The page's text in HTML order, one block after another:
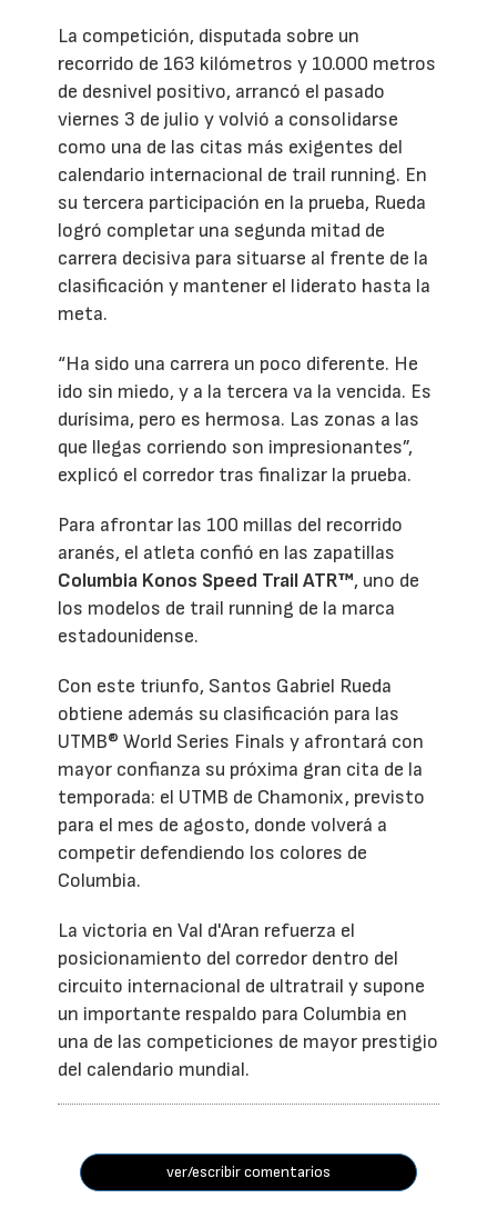
La competición, disputada sobre un
recorrido de 163 kilómetros y 10.000 metros
de desnivel positivo, arrancó el pasado
viernes 3 de julio y volvió a consolidarse
como una de las citas más exigentes del
calendario internacional de trail running. En
su tercera participación en la prueba, Rueda
logró completar una segunda mitad de
carrera decisiva para situarse al frente de la
clasificación y mantener el liderato hasta la
meta.
“Ha sido una carrera un poco diferente. He
ido sin miedo, y a la tercera va la vencida. Es
durísima, pero es hermosa. Las zonas a las
que llegas corriendo son impresionantes”,
explicó el corredor tras finalizar la prueba.
Para afrontar las 100 millas del recorrido
aranés, el atleta confió en las zapatillas
Columbia Konos Speed Trail ATR™, uno de
los modelos de trail running de la marca
estadounidense.
Con este triunfo, Santos Gabriel Rueda
obtiene además su clasificación para las
UTMB® World Series Finals y afrontará con
mayor confianza su próxima gran cita de la
temporada: el UTMB de Chamonix, previsto
para el mes de agosto, donde volverá a
competir defendiendo los colores de
Columbia.
La victoria en Val d'Aran refuerza el
posicionamiento del corredor dentro del
circuito internacional de ultratrail y supone
un importante respaldo para Columbia en
una de las competiciones de mayor prestigio
del calendario mundial.
ver/escribir comentarios